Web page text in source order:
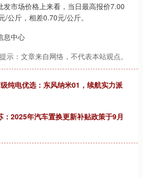
发市场价格上来看，当日最高报价7.00
/公斤，相差0.70元/公斤。
息中心
示：文章来自网络，不代表本站观点。
纯电优选：东风纳米01，续航实力派
：2025年汽车置换更新补贴政策于9月